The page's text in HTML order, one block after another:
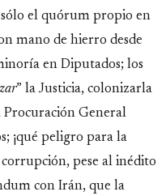
sólo el quórum propio en
mano de hierro desde
en Diputados; los
” la Justicia, colonizarla
General
¡qué peligro para la
corrupción, pese al inédito
con Irán, que la